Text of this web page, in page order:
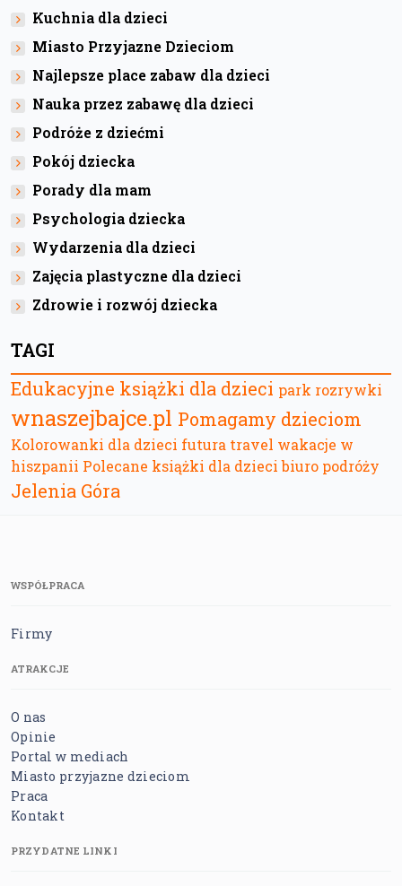
Kuchnia dla dzieci
Miasto Przyjazne Dzieciom
Najlepsze place zabaw dla dzieci
Nauka przez zabawę dla dzieci
Podróże z dziećmi
Pokój dziecka
Porady dla mam
Psychologia dziecka
Wydarzenia dla dzieci
Zajęcia plastyczne dla dzieci
Zdrowie i rozwój dziecka
TAGI
Edukacyjne książki dla dzieci park rozrywki
wnaszejbajce.pl Pomagamy dzieciom
Kolorowanki dla dzieci futura travel wakacje w
hiszpanii Polecane książki dla dzieci biuro podróży
Jelenia Góra
WSPÓŁPRACA
Firmy
ATRAKCJE
O nas
Opinie
Portal w mediach
Miasto przyjazne dzieciom
Praca
Kontakt
PRZYDATNE LINKI